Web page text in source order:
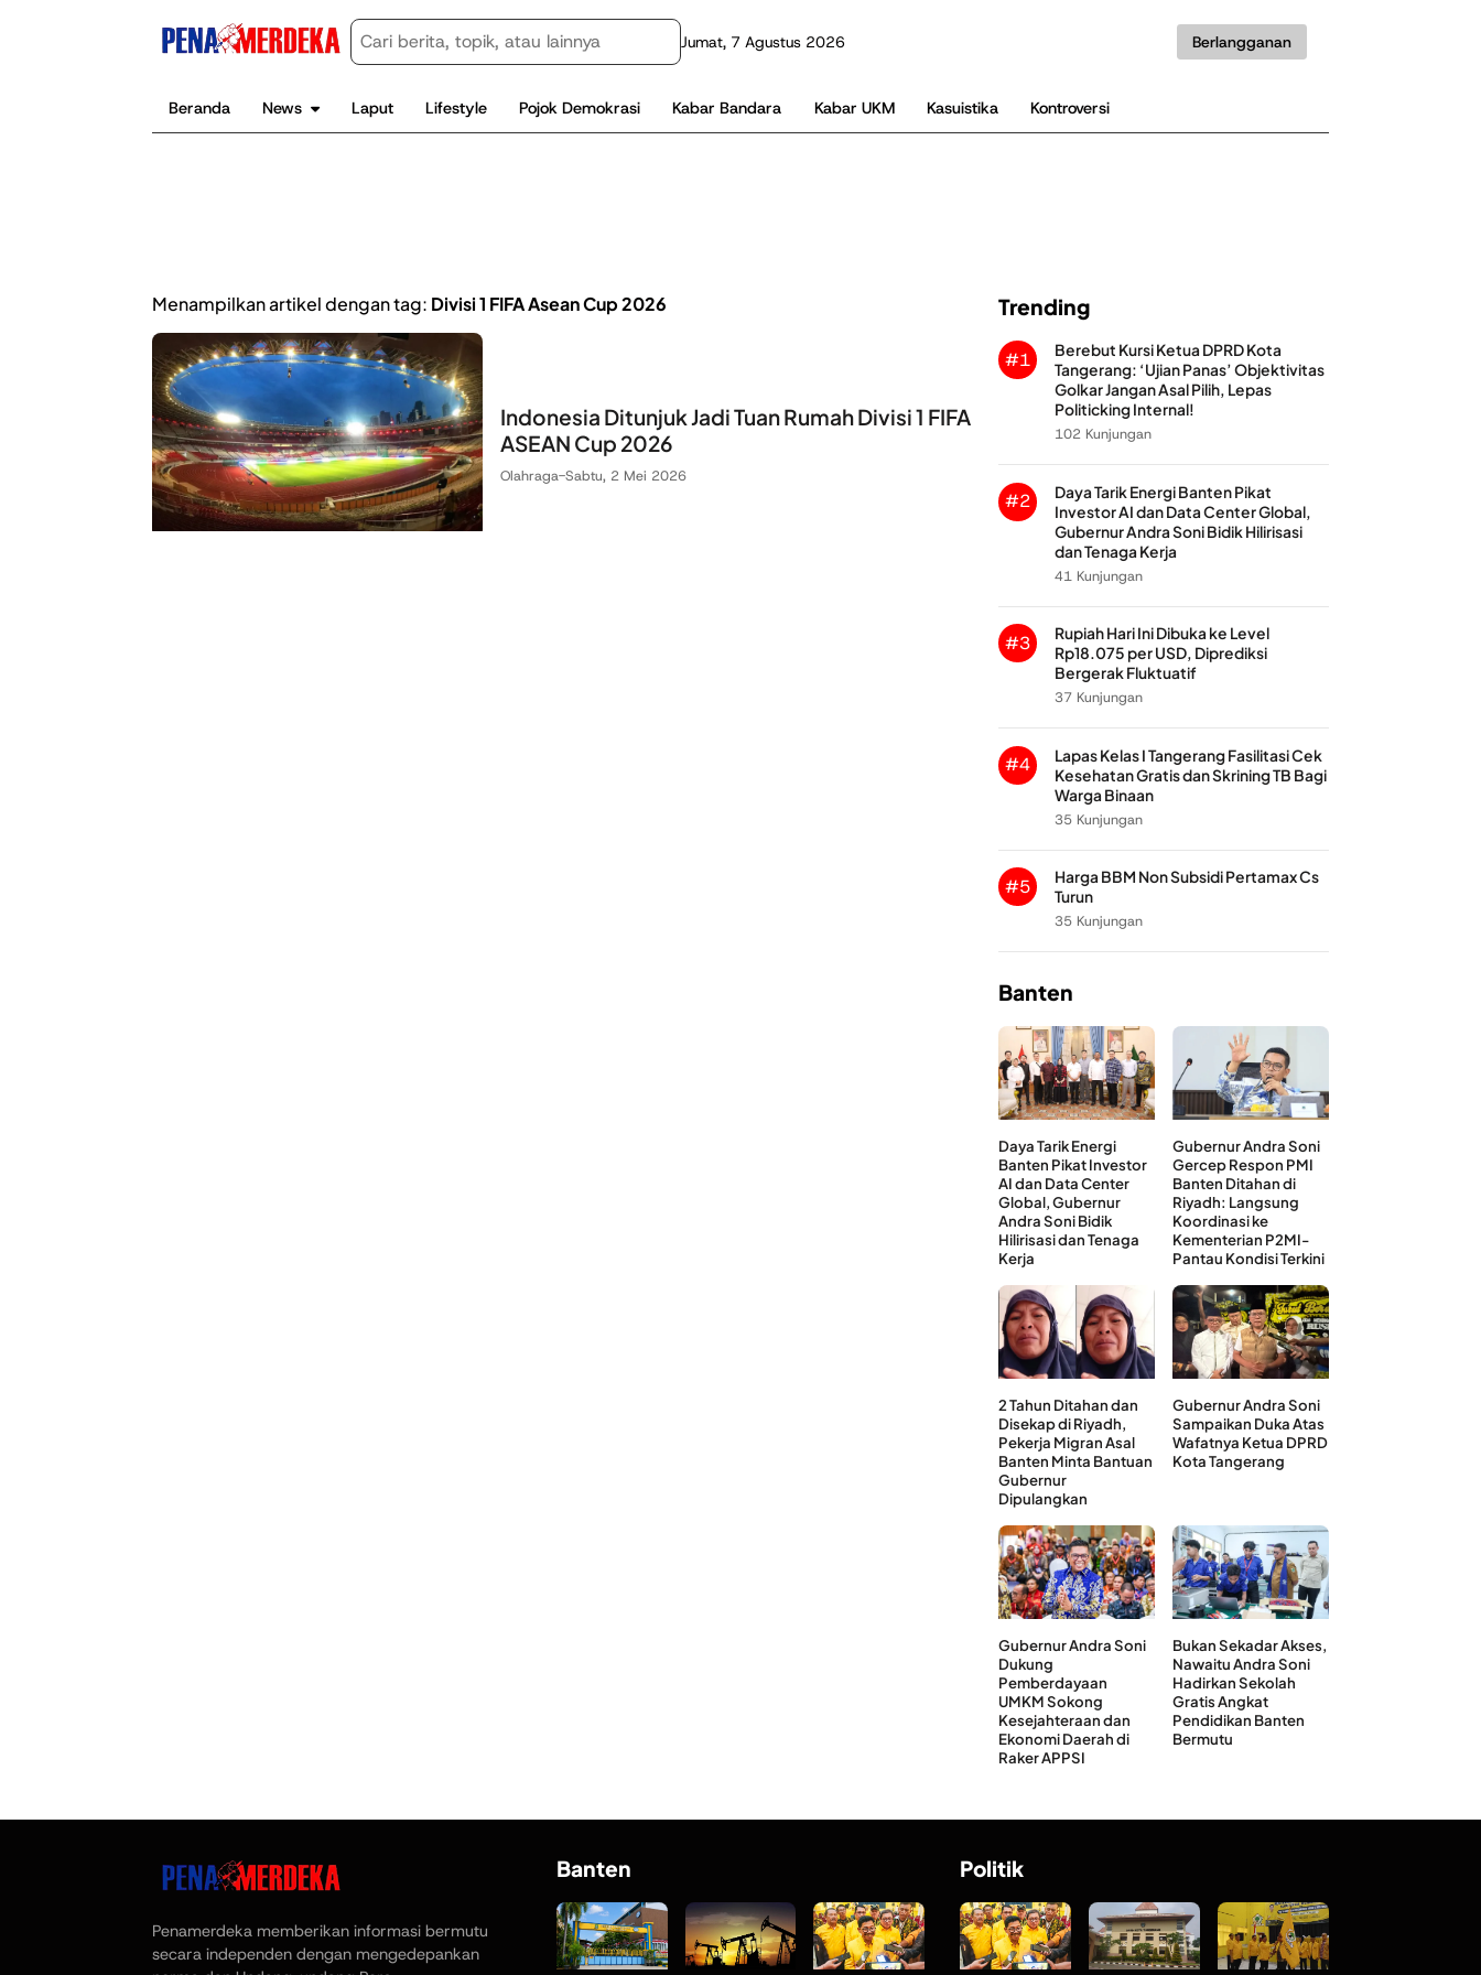
Jumat, 7 Agustus 2026 Berlangganan
Beranda News Laput Lifestyle Pojok Demokrasi Kabar Bandara Kabar UKM Kasuistika Kontroversi
Menampilkan artikel dengan tag: Divisi 1 FIFA Asean Cup 2026
Indonesia Ditunjuk Jadi Tuan Rumah Divisi 1 FIFA
ASEAN Cup 2026
Olahraga-Sabtu, 2 Mei 2026
Trending
#1
Berebut Kursi Ketua DPRD Kota
Tangerang: ‘Ujian Panas’ Objektivitas
Golkar Jangan Asal Pilih, Lepas
Politicking Internal!
102 Kunjungan
#2
Daya Tarik Energi Banten Pikat
Investor AI dan Data Center Global,
Gubernur Andra Soni Bidik Hilirisasi
dan Tenaga Kerja
41 Kunjungan
#3
Rupiah Hari Ini Dibuka ke Level
Rp18.075 per USD, Diprediksi
Bergerak Fluktuatif
37 Kunjungan
#4
Lapas Kelas I Tangerang Fasilitasi Cek
Kesehatan Gratis dan Skrining TB Bagi
Warga Binaan
35 Kunjungan
#5
Harga BBM Non Subsidi Pertamax Cs
Turun
35 Kunjungan
Banten
Daya Tarik Energi
Banten Pikat Investor
AI dan Data Center
Global, Gubernur
Andra Soni Bidik
Hilirisasi dan Tenaga
Kerja
Gubernur Andra Soni
Gercep Respon PMI
Banten Ditahan di
Riyadh: Langsung
Koordinasi ke
Kementerian P2MI-
Pantau Kondisi Terkini
2 Tahun Ditahan dan
Disekap di Riyadh,
Pekerja Migran Asal
Banten Minta Bantuan
Gubernur
Dipulangkan
Gubernur Andra Soni
Sampaikan Duka Atas
Wafatnya Ketua DPRD
Kota Tangerang
Gubernur Andra Soni
Dukung
Pemberdayaan
UMKM Sokong
Kesejahteraan dan
Ekonomi Daerah di
Raker APPSI
Bukan Sekadar Akses,
Nawaitu Andra Soni
Hadirkan Sekolah
Gratis Angkat
Pendidikan Banten
Bermutu
Penamerdeka memberikan informasi bermutu
secara independen dengan mengedepankan
Banten Politik